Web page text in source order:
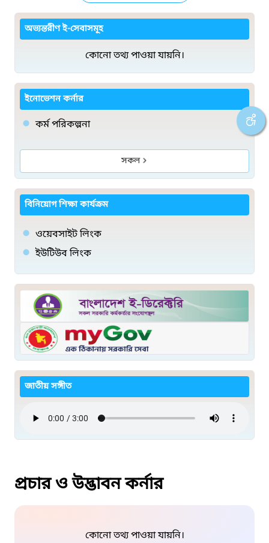
অভ্যন্তরীণ ই-সেবাসমূহ
কোনো তথ্য পাওয়া যায়নি।
ইনোভেশন কর্নার
কর্ম পরিকল্পনা
সকল
বিনিয়োগ শিক্ষা কার্যক্রম
ওয়েবসাইট লিংক
ইউটিউব লিংক
জাতীয় সঙ্গীত
প্রচার ও উদ্ভাবন কর্নার
কোনো তথ্য পাওয়া যায়নি।